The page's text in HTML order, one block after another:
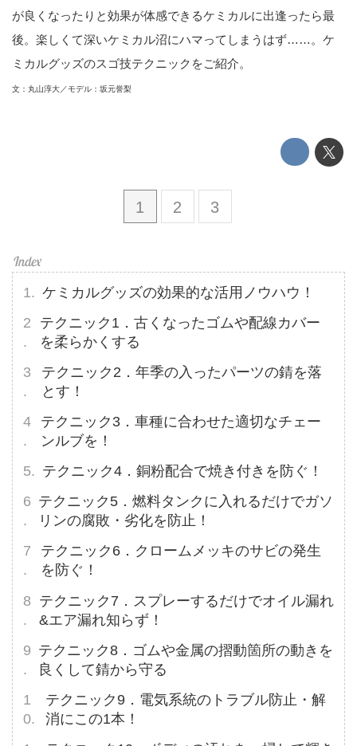
が良くなったりと効果が体感できるケミカルに出逢ったら最
後。楽しくて深いケミカル沼にハマってしまうはず……。ケ
ミカルグッズのスゴ技テクニックをご紹介。
文：丸山淳大／モデル：坂元誉梨
1 2 3
ケミカルグッズの効果的な活用ノウハウ！
テクニック1．古くなったゴムや配線カバー
を柔らかくする
テクニック2．年季の入ったパーツの錆を落
とす！
テクニック3．車種に合わせた適切なチェー
ンルブを！
テクニック4．銅粉配合で焼き付きを防ぐ！
テクニック5．燃料タンクに入れるだけでガソ
リンの腐敗・劣化を防止！
テクニック6．クロームメッキのサビの発生
を防ぐ！
テクニック7．スプレーするだけでオイル漏れ
&エア漏れ知らず！
テクニック8．ゴムや金属の摺動箇所の動きを
良くして錆から守る
テクニック9．電気系統のトラブル防止・解
消にこの1本！